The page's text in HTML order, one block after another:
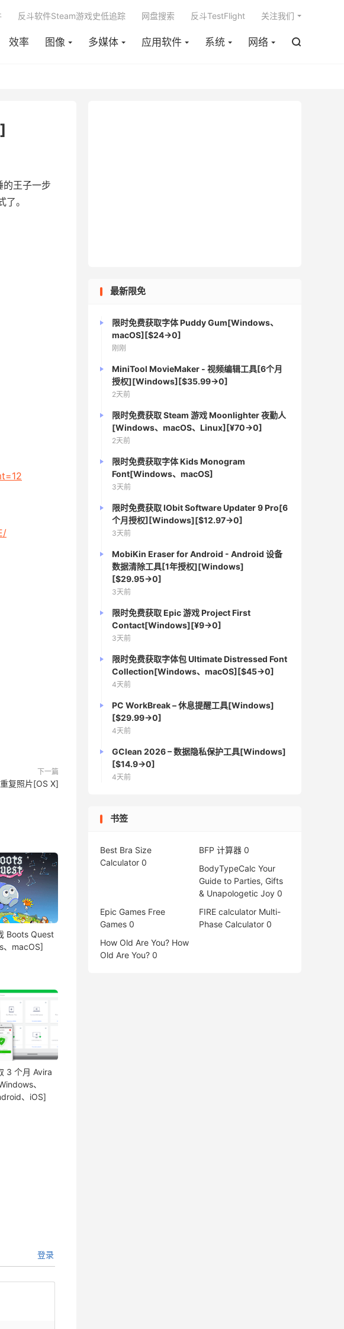
效率 图像 多媒体 应用软件 系统 网络 
反斗软件Steam游戏史低追踪 网盘搜索 反斗TestFlight 关注我们
的王子一步
。
下一篇
复照片[OS X]
Boots Quest
、macOS]
3 个月 Avira
、
、iOS]
登录
最新限免
限时免费获取字体 Puddy Gum[Windows、
macOS][$24→0]
刚刚
MiniTool MovieMaker - 视频编辑工具[6个月
授权][Windows][$35.99→0]
2天前
限时免费获取 Steam 游戏 Moonlighter 夜勤人
[Windows、macOS、Linux][¥70→0]
2天前
限时免费获取字体 Kids Monogram
Font[Windows、macOS]
3天前
限时免费获取 IObit Software Updater 9 Pro[6
个月授权][Windows][$12.97→0]
3天前
MobiKin Eraser for Android - Android 设备
数据清除工具[1年授权][Windows]
[$29.95→0]
3天前
限时免费获取 Epic 游戏 Project First
Contact[Windows][¥9→0]
3天前
限时免费获取字体包 Ultimate Distressed Font
Collection[Windows、macOS][$45→0]
4天前
PC WorkBreak – 休息提醒工具[Windows]
[$29.99→0]
4天前
GClean 2026 – 数据隐私保护工具[Windows]
[$14.9→0]
4天前
书签
Best Bra Size
Calculator 0
BFP 计算器 0
BodyTypeCalc Your
Guide to Parties, Gifts
& Unapologetic Joy 0
Epic Games Free
Games 0
FIRE calculator Multi-
Phase Calculator 0
How Old Are You? How
Old Are You? 0